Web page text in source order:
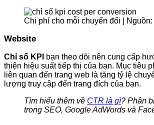
Chi phí cho mỗi chuyển đổi |
Website
Chỉ số KPI
bạn theo dõi nên cung cấp
thiện hiệu suất tiếp thị của bạn. Mục tiêu
liên quan đến trang web là tăng tỷ lệ
lượng truy cập đến trang đích của bạn.
Tìm hiểu thêm về CTR là gì? Phân
trong SEO, Google AdWords và